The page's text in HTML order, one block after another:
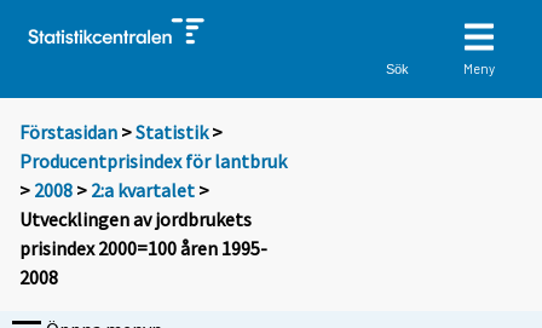
Sök Meny
Förstasidan >Statistik >
Producentprisindex för lantbruk
> 2008 > 2:a kvartalet >
Utvecklingen av jordbrukets
prisindex 2000=100 åren 1995-
2008